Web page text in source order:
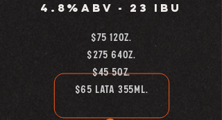
4.8%abv - 23 IBU
$75 12oz.
$275 64oz.
$45 5oz.
$65 lata 355ml.